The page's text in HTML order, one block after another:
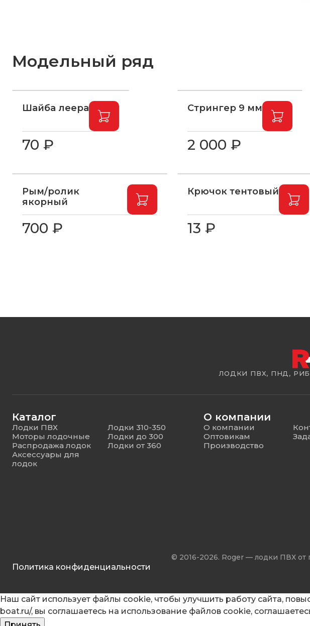
Модельный ряд
Шайба леера
70 ₽
Стрингер 9 мм
2 000 ₽
Рым/ролик
якорный
700 ₽
Крючок тентовый
13 ₽
ЛОДКИ ПВХ, ПНД,
Каталог
Лодки ПВХ
Моторы лодочные
Распродажа лодок
Аксессуары для
лодок
Лодки 310-350
Лодки до 300
Лодки от 360
О компании
О компании
Оптовикам
Производство
© 2016-2026. Roger — лодки ПВХ от
Политика конфиденциальности
Наш сайт использует файлы cookie, чтобы улучшить работу сайта,
boat.ru/, вы соглашаетесь на использование файлов cookie,